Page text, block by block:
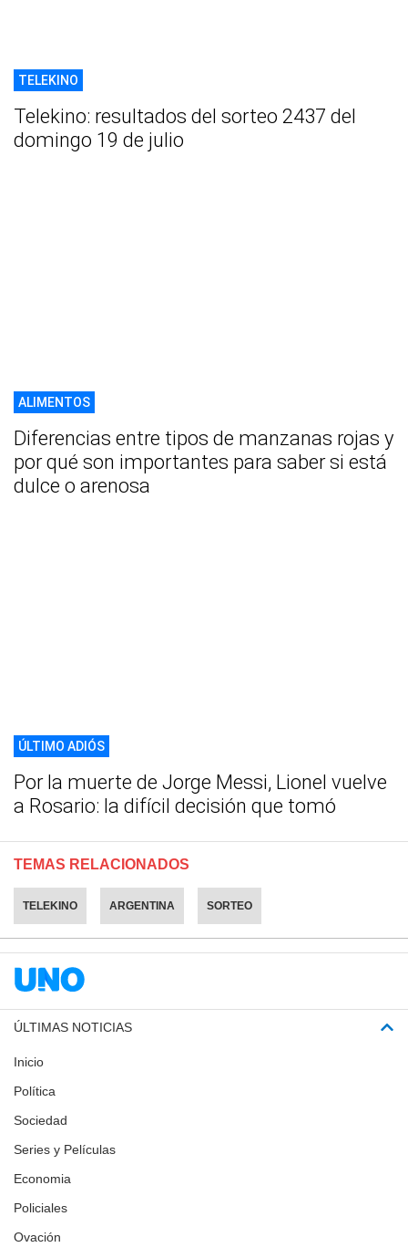
TELEKINO
Telekino: resultados del sorteo 2437 del
domingo 19 de julio
ALIMENTOS
Diferencias entre tipos de manzanas rojas y
por qué son importantes para saber si está
dulce o arenosa
ÚLTIMO ADIÓS
Por la muerte de Jorge Messi, Lionel vuelve
a Rosario: la difícil decisión que tomó
TEMAS RELACIONADOS
TELEKINO ARGENTINA SORTEO
ÚLTIMAS NOTICIAS
Inicio
Política
Sociedad
Series y Películas
Economia
Policiales
Ovación